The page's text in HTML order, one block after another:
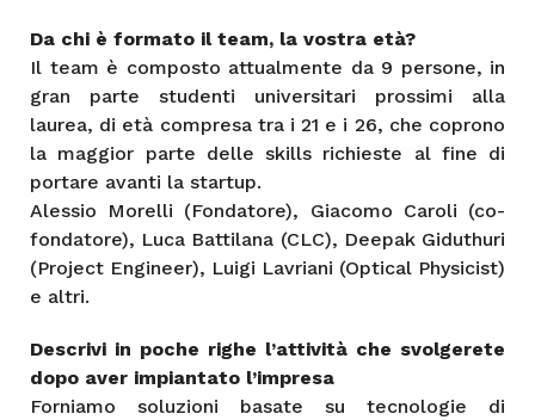
Da chi è formato il team, la vostra età?
Il team è composto attualmente da 9 persone, in
gran parte studenti universitari prossimi alla
laurea, di età compresa tra i 21 e i 26, che coprono
la maggior parte delle skills richieste al fine di
portare avanti la startup.
Alessio Morelli (Fondatore), Giacomo Caroli (co-
fondatore), Luca Battilana (CLC), Deepak Giduthuri
(Project Engineer), Luigi Lavriani (Optical Physicist)
e altri.
Descrivi in poche righe l’attività che svolgerete
dopo aver impiantato l’impresa
Forniamo soluzioni basate su tecnologie di